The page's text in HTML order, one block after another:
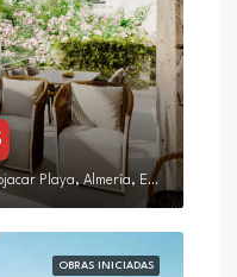
P.º del Mediterráneo, 30, 04638 Mojacar Playa, Almería, España
OBRAS INICIADAS